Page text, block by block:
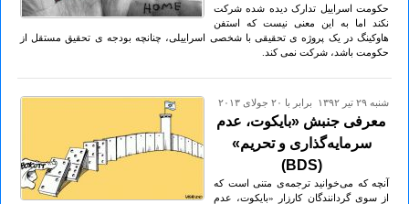
حکومت اسراییل تدارک دیده شده شرکت
نکند اما به این معنی نیست که استفن
هاوکینگ در یک پروژه ی تحقیقی با شخصی اسراییلی، چنانچه بودجه ی تحقیق مستقل از
حکومت باشد، شرکت نمی کند.
شنبه ۲۹ تير ۱۳۹۲ برابر با ۲۰ جولای ۲۰۱۳
معرفی جنبش «بایکوت، عدم
سرمایه‌گذاری و تحریم»
(BDS)
آنچه که می‌خوانید ترجمه‌ی متنی است که
از سوی گردانندگان کارزار «بایکوت، عدم